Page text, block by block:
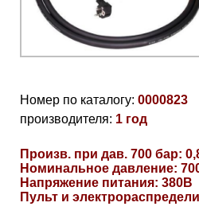
Номер по каталогу:
производителя: 1 год
Произв. при дав. 700 бар:
Номинальное давление:
Напряжение питания: 380В
Пульт и